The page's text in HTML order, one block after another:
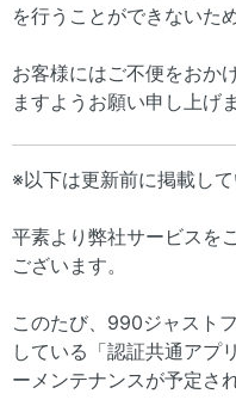
を行うことができないた
お客様にはご不便をおか
ますようお願い申し上げま
※以下は更新前に掲載して
平素より弊社サービスを
ございます。
このたび、990ジャスト
している「認証共通アプ
ーメンテナンスが予定さ